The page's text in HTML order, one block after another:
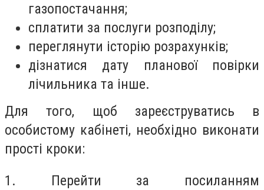
газопостачання;
сплатити за послуги розподілу;
переглянути історію розрахунків;
дізнатися дату планової повірки
лічильника та інше.
Для того, щоб зареєструватись в
особистому кабінеті, необхідно виконати
прості кроки:
1. Перейти за посиланням